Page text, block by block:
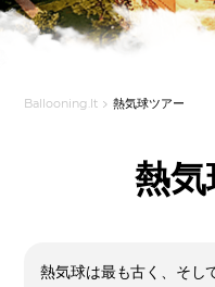
Ballooning.lt 熱気球ツアー
熱
熱気球は最も古く、そし